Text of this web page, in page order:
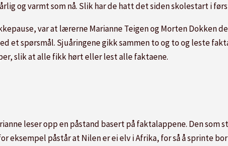
og varmt som nå. Slik har de hatt det siden skolestart i
var at lærerne Marianne Teigen og Morten Dokken
et spørsmål. Sjuåringene gikk sammen to og to og leste
slik at alle fikk hørt eller lest alle faktaene.
leser opp en påstand basert på faktalappene. Den som
eksempel påstår at Nilen er ei elv i Afrika, for så å sprinte